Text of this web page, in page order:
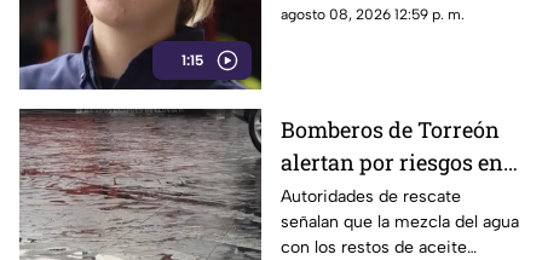
1:15
pizarrón por el uniforme de
agosto 08, 2026 12:59 p. m.
Bomberos de Torreón
alertan por riesgos en
el asfalto tras las
recientes lluvias
Autoridades de rescate
señalan que la mezcla del agua
con los restos de aceite